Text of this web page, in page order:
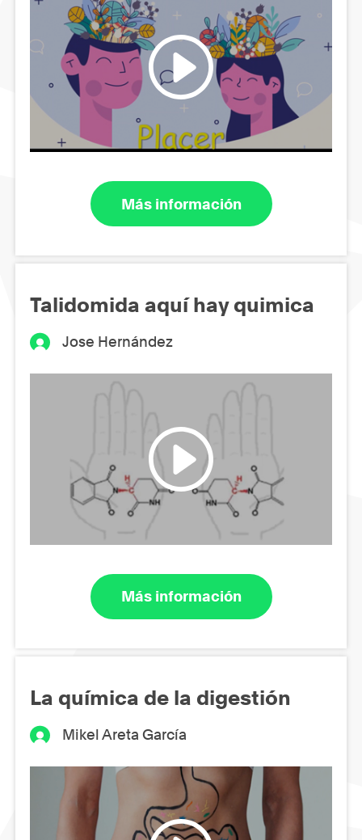
Más información
Talidomida aquí hay quimica
Jose Hernández
Más información
La química de la digestión
Mikel Areta García